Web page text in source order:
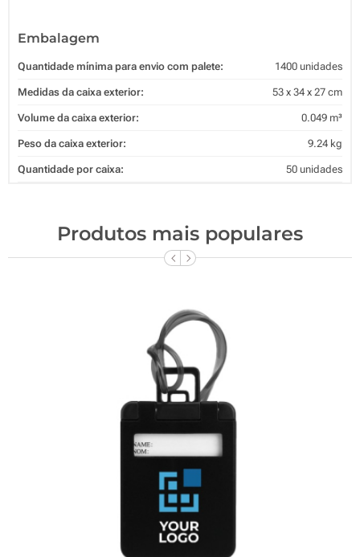
Embalagem
Quantidade mínima para envio com palete: 1400 unidades
Medidas da caixa exterior: 53 x 34 x 27 cm
Volume da caixa exterior: 0.049 m³
Peso da caixa exterior: 9.24 kg
Quantidade por caixa: 50 unidades
Produtos mais populares